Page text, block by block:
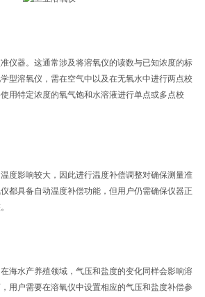
器。这通常涉及将溶氧仪的读数与已知浓度的标
型溶氧仪，需在空气中以及在无氧水中进行两点校
用特定浓度的氧气饱和水溶液进行单点或多点校
影响较大，因此进行温度补偿调整对确保测量准
都具备自动温度补偿功能，但用户仍需确保仪器正
水产养殖领域，气压和盐度的变化同样会影响溶
用户需要在溶氧仪中设置相应的气压和盐度补偿参